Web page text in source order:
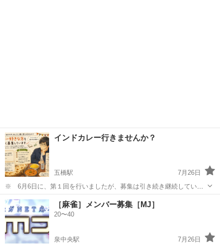
インドカレー行きませんか？
五橋駅
7月26日
※ 6月6日に、第１回を行いましたが、募集は引き続き継続していま
す。 はじめまして。インドカレーが好き＆読書が主な趣味で、文系の
ほむらと申します。４月に、静岡から仙台に引っ越してきました。 イ
ンドカレー（その他エ...
宮城 仙台市 五橋駅 インドカレー
［麻雀］メンバー募集［MJ］
20〜40
泉中央駅
7月26日